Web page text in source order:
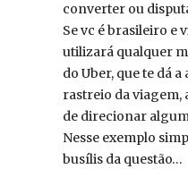
converter ou
Se vc é brasileiro e
utilizará qualquer
do Uber, que te dá
rastreio da viagem,
de direcionar
Nesse exemplo
busílis da questão…